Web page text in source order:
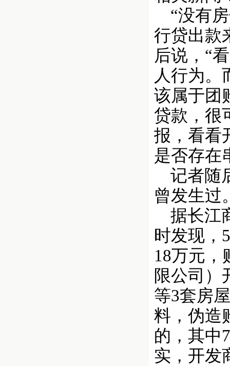
“没有房
行贷出款
后说，“
人行为。
该属于团
贷款，很
报，看看
是否存在
记者随
曾发生过
据长江
时发现，
18万元，
限公司）
等3套房
料，伪造
的，其中
实，开发